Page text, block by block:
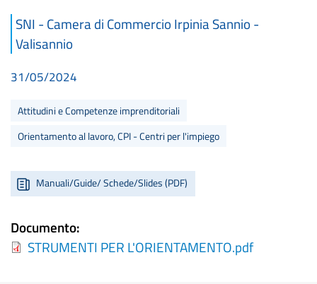
SNI - Camera di Commercio Irpinia Sannio -
Valisannio
31/05/2024
Attitudini e Competenze imprenditoriali
Orientamento al lavoro, CPI - Centri per l'impiego
Manuali/Guide/ Schede/Slides (PDF)
Documento
STRUMENTI PER L'ORIENTAMENTO.pdf